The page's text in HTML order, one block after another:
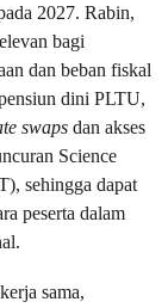
2027. Rabin,
bagi
dan beban fiskal
dini PLTU,
swaps dan akses
Science
sehingga dapat
peserta dalam
sama,